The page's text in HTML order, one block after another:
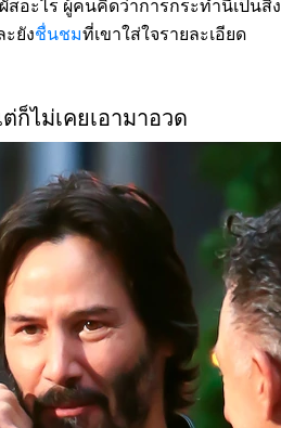
อะไร ผู้คนคิดว่าการกระทำนี้เป็นสิ่ง
ะยังชื่นชมที่เขาใส่ใจรายละเอียด
ก็ไม่เคยเอามาอวด